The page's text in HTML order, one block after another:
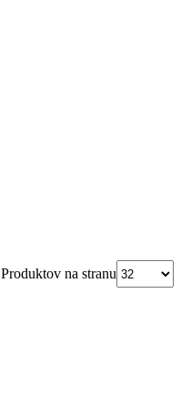
Produktov na stranu